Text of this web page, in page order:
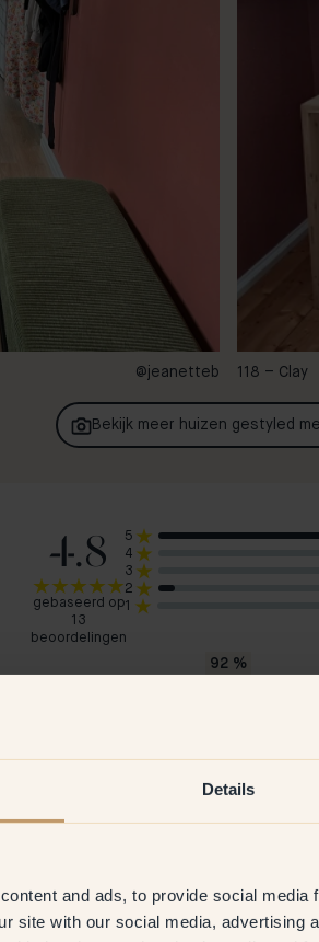
Details
and ads, to provide social
site with our social media, advertising
@jeanetteb 118 – Clay
Bekijk meer huizen gestyled
4.8
gebaseerd op
13
beoordelingen
5
4
3
2
1
92 %